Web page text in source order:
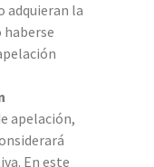
adquieran la
apelación,
En este